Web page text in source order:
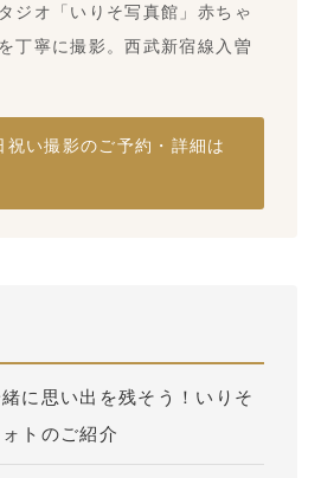
ジオ「いりそ写真館」赤ちゃ
丁寧に撮影。西武新宿線入曽
祝い撮影のご予約・詳細は
に思い出を残そう！いりそ
トのご紹介